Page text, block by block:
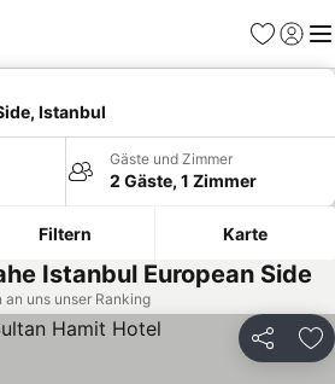
Favoriten
Istanbul
Gäste und Zimmer
2 Gäste, 1 Zimmer
Filtern Karte
Istanbul European Side
uns unser Ranking
Teilen